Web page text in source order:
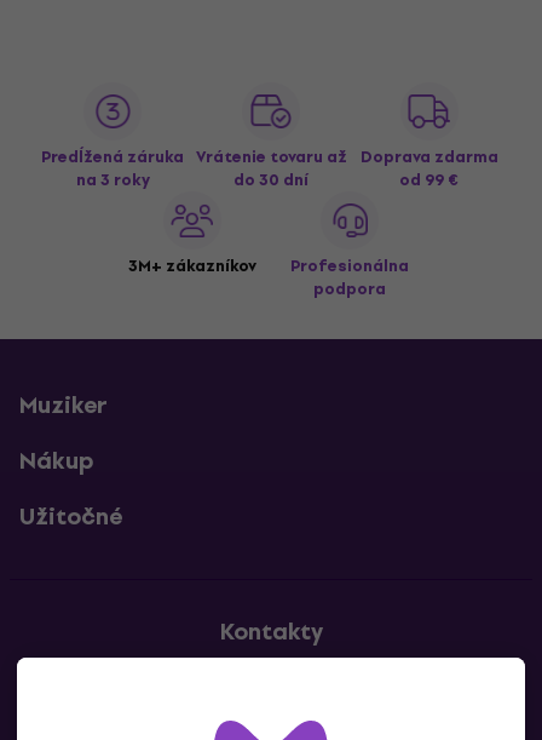
Predĺžená záruka
na 3 roky
Vrátenie tovaru až
do 30 dní
Doprava zdarma
od 99 €
3M+ zákazníkov
Profesionálna
podpora
Muziker
Nákup
Užitočné
Kontakty